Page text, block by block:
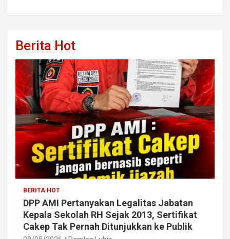
Berita Hot
BERITA HOT
DPP AMI Pertanyakan Legalitas Jabatan
Kepala Sekolah RH Sejak 2013, Sertifikat
Cakep Tak Pernah Ditunjukkan ke Publik